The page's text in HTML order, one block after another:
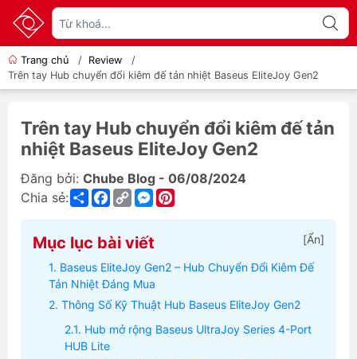
Trang chủ / Review
/
Trên tay Hub chuyển đổi kiêm đế tản nhiệt Baseus EliteJoy Gen2
Trên tay Hub chuyển đổi kiêm đế tản
nhiệt Baseus EliteJoy Gen2
Đăng bởi: Chube Blog - 06/08/2024
Chia sẻ:
ShareFacebook
Copy
Link
Messenger
Mục lục bài viết [Ẩn]
Baseus EliteJoy Gen2 – Hub Chuyển Đổi Kiêm Đế
Tản Nhiệt Đáng Mua
Thông Số Kỹ Thuật Hub Baseus EliteJoy Gen2
Hub mở rộng Baseus UltraJoy Series 4-Port
HUB Lite